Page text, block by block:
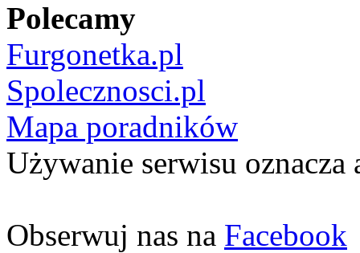
Polecamy
Furgonetka.pl
Spolecznosci.pl
Mapa poradników
Używanie serwisu oznacza
Obserwuj nas na Facebook